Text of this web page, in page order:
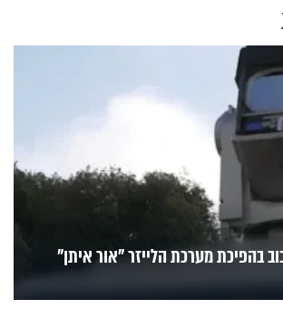
בהפיכת מערכת הלייזר "אור איתן"